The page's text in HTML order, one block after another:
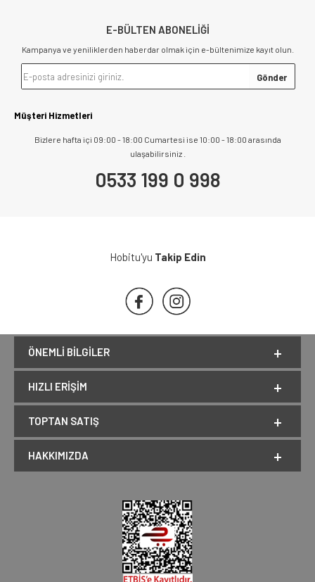
E-BÜLTEN ABONELİĞİ
Kampanya ve yeniliklerden haberdar olmak için e-bültenimize kayıt olun.
Müşteri Hizmetleri
Bizlere hafta içi 09:00 - 18:00 Cumartesi ise 10:00 - 18:00 arasında
ulaşabilirsiniz .
0533 199 0 998
Hobitu'yu Takip Edin
ÖNEMLI BILGILER
HIZLI ERIŞIM
TOPTAN SATIŞ
HAKKIMIZDA